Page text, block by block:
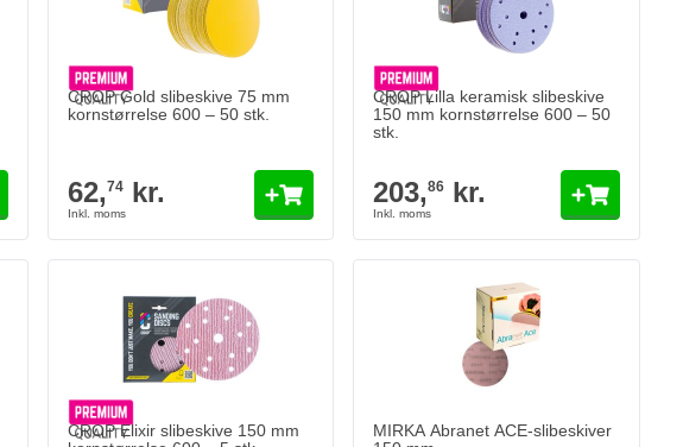
CROP Gold slibeskive 75 mm
kornstørrelse 600 – 50 stk.
62,74kr.
CROP Lilla keramisk slibeskive
150 mm kornstørrelse 600 – 50
stk.
203,86 kr.
CROP Elixir slibeskive 150 mm
MIRKA Abranet ACE-slibeskiver